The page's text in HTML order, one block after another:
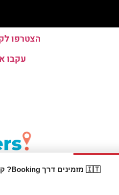
🇮🇹 מזמינים דרך Booking? קבלו
הצטרפו
עקבו